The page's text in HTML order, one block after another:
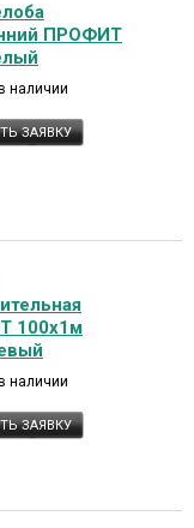
ПРОФИТ
наличии
ЗАЯВКУ
100х1м
наличии
ЗАЯВКУ